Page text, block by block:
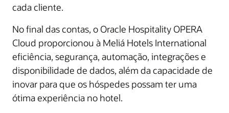
cada cliente.
No final das contas, o Oracle Hospitality OPERA
Cloud proporcionou à Meliá Hotels International
eficiência, segurança, automação, integrações e
disponibilidade de dados, além da capacidade de
inovar para que os hóspedes possam ter uma
ótima experiência no hotel.